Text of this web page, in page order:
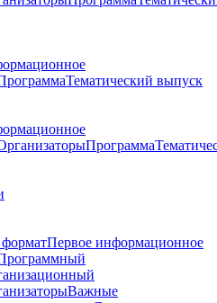
Тематический выпуск
Программа
Первое информационное
Важные